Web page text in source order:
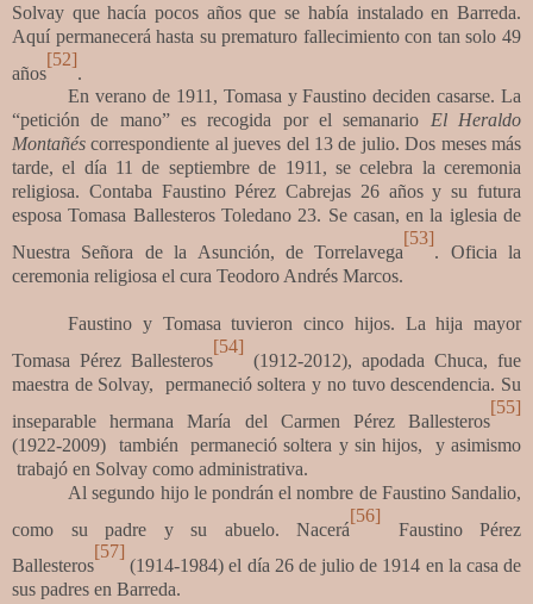
Solvay que hacía pocos años que se había instalado en Barreda.
Aquí permanecerá hasta su prematuro fallecimiento con tan solo 49
años
[52]
En verano de 1911, Tomasa y Faustino deciden casarse. La
“petición de mano” es recogida por el semanario El Heraldo
Montañés correspondiente al jueves del 13 de julio. Dos meses más
tarde, el día 11 de septiembre de 1911, se celebra la ceremonia
religiosa. Contaba Faustino Pérez Cabrejas 26 años y su futura
esposa Tomasa Ballesteros Toledano 23. Se casan, en la iglesia de
Nuestra Señora de la Asunción, de Torrelavega
[53]
. Oficia la
ceremonia religiosa el cura Teodoro Andrés Marcos.
Faustino y Tomasa tuvieron cinco hijos. La hija mayor
Tomasa Pérez Ballesteros
[54]
(1912-2012), apodada Chuca, fue
maestra de Solvay, permaneció soltera y no tuvo descendencia. Su
inseparable hermana María del Carmen Pérez Ballesteros
[55]
(1922-2009) también permaneció soltera y sin hijos, y asimismo
trabajó en Solvay como administrativa.
Al segundo hijo le pondrán el nombre de Faustino Sandalio,
como su padre y su abuelo. Nacerá
[56]
Faustino Pérez
Ballesteros
[57]
(1914-1984) el día 26 de julio de 1914 en la casa de
sus padres en Barreda.